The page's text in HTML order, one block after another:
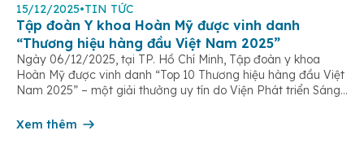
15/12/2025•TIN TỨC
Tập đoàn Y khoa Hoàn Mỹ được vinh danh
“Thương hiệu hàng đầu Việt Nam 2025”
Ngày 06/12/2025, tại TP. Hồ Chí Minh, Tập đoàn y khoa
Hoàn Mỹ được vinh danh “Top 10 Thương hiệu hàng đầu Việt
Nam 2025” – một giải thưởng uy tín do Viện Phát triển Sáng
cứu Phát triển Doanh nghiệp Châu Á […]
Xem thêm